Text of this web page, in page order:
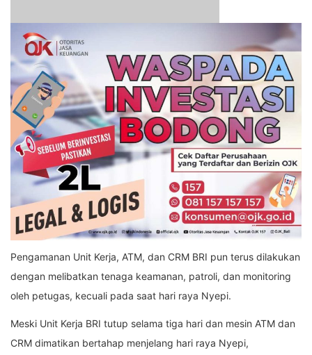
Pengamanan Unit Kerja, ATM, dan CRM BRI pun terus dilakukan
dengan melibatkan tenaga keamanan, patroli, dan monitoring
oleh petugas, kecuali pada saat hari raya Nyepi.
Meski Unit Kerja BRI tutup selama tiga hari dan mesin ATM dan
CRM dimatikan bertahap menjelang hari raya Nyepi,